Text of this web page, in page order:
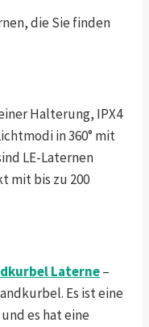
die Sie finden
Halterung, IPX4
in 360° mit
LE-Laternen
mit bis zu 200
Laterne–
Es ist eine
es hat eine